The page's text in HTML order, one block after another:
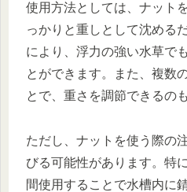
使用方法としては、ナット
っかりと重しとして沈める
により、浮力の強い水草で
とができます。また、複数
とで、重さを調節できるの
ただし、ナットを使う際の
びる可能性があります。特
間使用することで水槽内に